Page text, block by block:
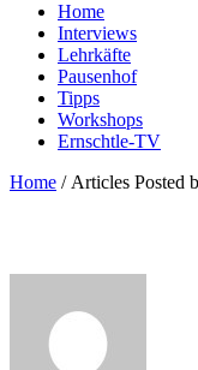
Home
Interviews
Lehrkäfte
Pausenhof
Tipps
Workshops
Ernschtle-TV
Home / Articles Posted